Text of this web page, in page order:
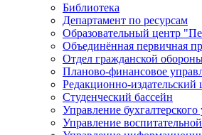
Библиотека
Департамент по ресурсам
Образовательный центр
Объединённая первичная
Отдел гражданской
Планово-финансовое
Редакционно-издательский
Студенческий бассейн
Управление
Управление